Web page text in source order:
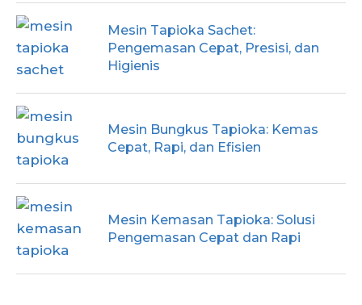
Mesin Tapioka Sachet:
Pengemasan Cepat, Presisi, dan
Higienis
Mesin Bungkus Tapioka: Kemas
Cepat, Rapi, dan Efisien
Mesin Kemasan Tapioka: Solusi
Pengemasan Cepat dan Rapi